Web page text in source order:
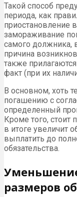
Такой способ
периода, как
приостановление
замораживание
самого должника,
причина
также
факт (при их
В основном, хоть
погашению с
определенный
Кроме того, стоит
в итоге увеличит
выплатить до
обязательства.
размеров